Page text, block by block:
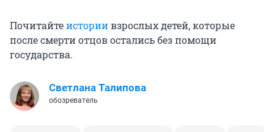
Почитайтеисториивзрослых детей, которые
после смерти отцов остались без помощи
государства.
Светлана Талипова
обозреватель